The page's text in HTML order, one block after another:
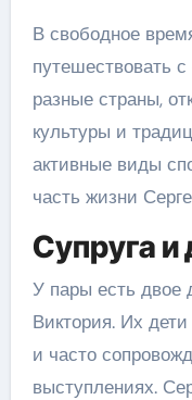
В свободное
путешествовать
разные страны,
культуры и
активные виды
часть жизни
Супруга и
У пары есть двое
Виктория. Их
и часто
выступлениях.